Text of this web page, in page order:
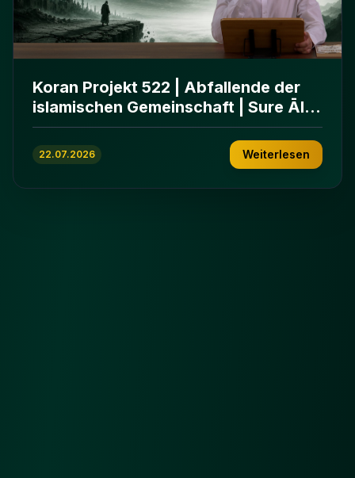
Koran Projekt 522 | Abfallende der
islamischen Gemeinschaft | Sure Āl
ʿImrān 86-102
22.07.2026 Weiterlesen